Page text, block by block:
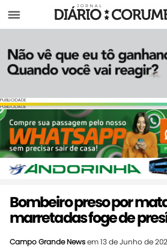
Menu
PUBLICIDADE
PUBLICIDADE
Bombeiro preso por
marretadas foge de
Campo Grande Newsem 13 de Junho de